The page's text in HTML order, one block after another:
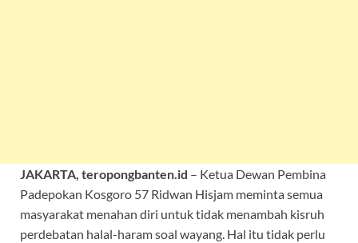
JAKARTA, teropongbanten.id – Ketua Dewan Pembina
Padepokan Kosgoro 57 Ridwan Hisjam meminta semua
masyarakat menahan diri untuk tidak menambah kisruh
perdebatan halal-haram soal wayang. Hal itu tidak perlu